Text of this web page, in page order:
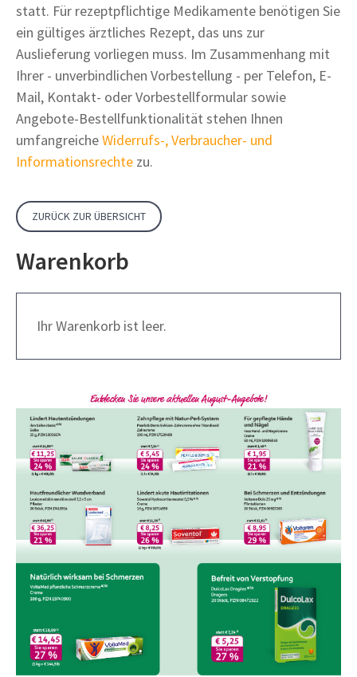
statt. Für rezeptpflichtige Medikamente benötigen Sie
ein gültiges ärztliches Rezept, das uns zur
Auslieferung vorliegen muss. Im Zusammenhang mit
Ihrer - unverbindlichen Vorbestellung - per Telefon, E-
Mail, Kontakt- oder Vorbestellformular sowie
Angebote-Bestellfunktionalität stehen Ihnen
umfangreicheWiderrufs-, Verbraucher- und
Informationsrechte zu.
ZURÜCK ZUR ÜBERSICHT
Warenkorb
Ihr Warenkorb ist leer.